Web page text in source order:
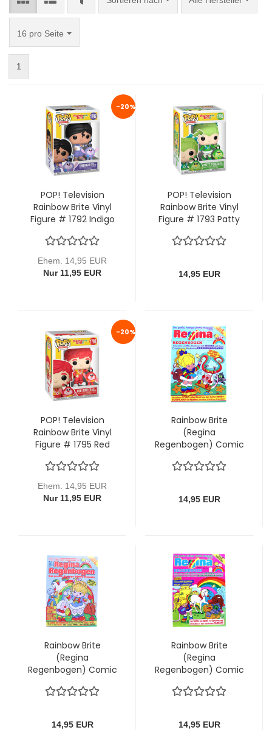
16 pro Seite
pro Seite
1
-20%
POP! Television
Rainbow Brite Vinyl
Figure # 1792 Indigo
Ehem. 14,95 EUR
Nur 11,95 EUR
POP! Television
Rainbow Brite Vinyl
Figure # 1793 Patty
Funko
14,95 EUR
-20%
POP! Television
Rainbow Brite Vinyl
Figure # 1795 Red
Funko
Ehem. 14,95 EUR
Nur 11,95 EUR
Rainbow Brite
(Regina
Regenbogen) Comic
Zaubergürtel ist
14,95 EUR
Rainbow Brite
(Regina
Regenbogen) Comic
fällt ins Wasser
14,95 EUR
Rainbow Brite
(Regina
Regenbogen) Comic
Grummel und die
14,95 EUR